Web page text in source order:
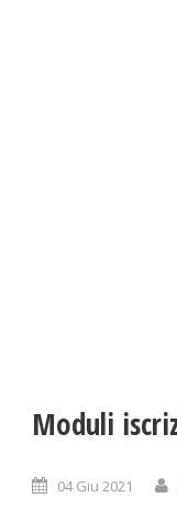
Moduli
04 Giu 2021